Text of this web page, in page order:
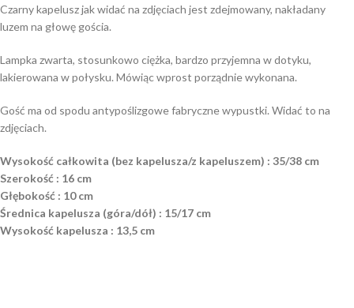
Czarny kapelusz jak widać na zdjęciach jest zdejmowany, nakładany
luzem na głowę gościa.
Lampka zwarta, stosunkowo ciężka, bardzo przyjemna w dotyku,
lakierowana w połysku. Mówiąc wprost porządnie wykonana.
Gość ma od spodu antypoślizgowe fabryczne wypustki. Widać to na
zdjęciach.
Wysokość całkowita (bez kapelusza/z kapeluszem) : 35/38 cm
Szerokość : 16 cm
Głębokość : 10 cm
Średnica kapelusza (góra/dół) : 15/17 cm
Wysokość kapelusza : 13,5 cm